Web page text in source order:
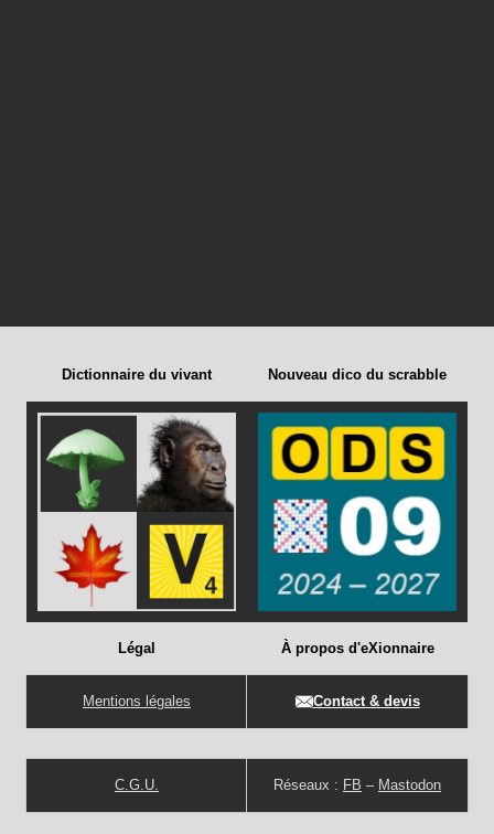
Dictionnaire du vivant Nouveau dico du scrabble
Légal
Mentions légales
C.G.U.
À propos d'eXionnaire
Contact & devis
Réseaux : FB – Mastodon